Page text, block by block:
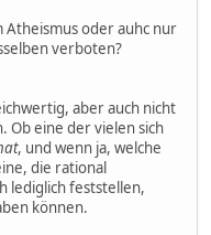
Atheismus oder auhc nur
verboten?
aber auch nicht
Ob eine der vielen sich
, und wenn ja, welche
die rational
lediglich feststellen,
können.